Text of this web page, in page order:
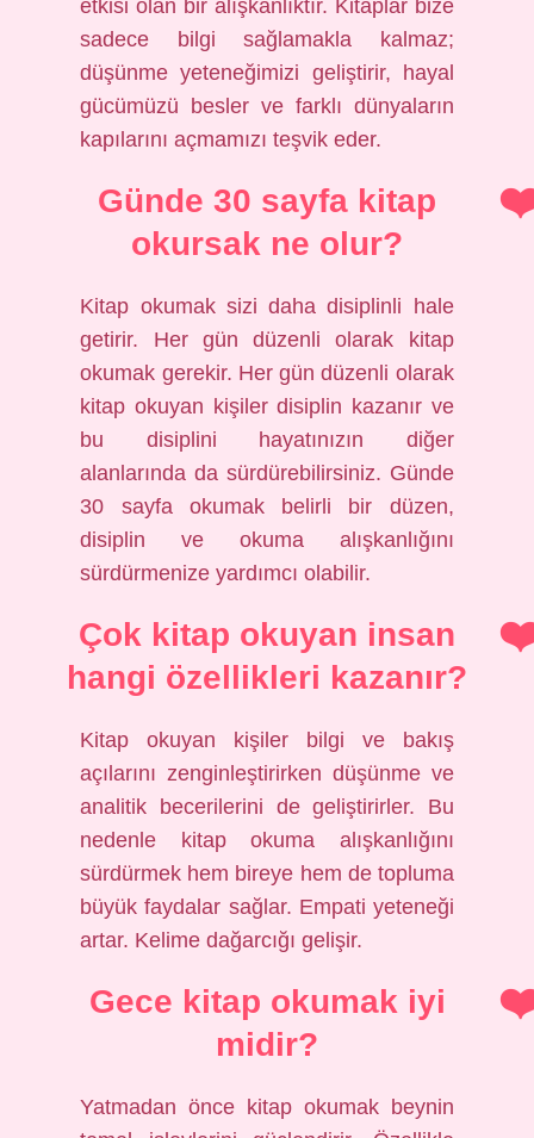
etkisi olan bir alışkanlıktır. Kitaplar bize
sadece bilgi sağlamakla kalmaz;
düşünme yeteneğimizi geliştirir, hayal
gücümüzü besler ve farklı dünyaların
kapılarını açmamızı teşvik eder.
Günde 30 sayfa kitap
okursak ne olur?
Kitap okumak sizi daha disiplinli hale
getirir. Her gün düzenli olarak kitap
okumak gerekir. Her gün düzenli olarak
kitap okuyan kişiler disiplin kazanır ve
bu disiplini hayatınızın diğer
alanlarında da sürdürebilirsiniz. Günde
30 sayfa okumak belirli bir düzen,
disiplin ve okuma alışkanlığını
sürdürmenize yardımcı olabilir.
Çok kitap okuyan insan
hangi özellikleri kazanır?
Kitap okuyan kişiler bilgi ve bakış
açılarını zenginleştirirken düşünme ve
analitik becerilerini de geliştirirler. Bu
nedenle kitap okuma alışkanlığını
sürdürmek hem bireye hem de topluma
büyük faydalar sağlar. Empati yeteneği
artar. Kelime dağarcığı gelişir.
Gece kitap okumak iyi
midir?
Yatmadan önce kitap okumak beynin